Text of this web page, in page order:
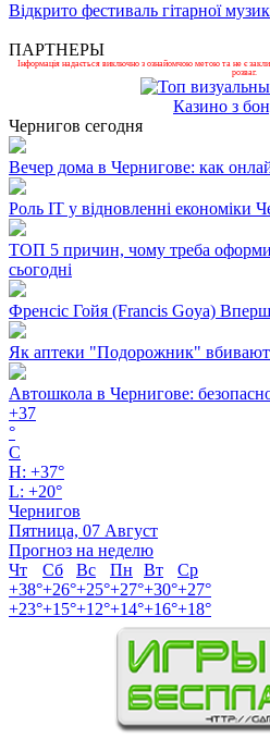
Відкрито фестиваль гітарної
ПАРТНЕРЫ
Інформація надається виключно з ознайомчою метою та не є
розваг.
Казино з
Чернигов сегодня
Вечер дома в Чернигове: как
Роль ІТ у відновленні економіки
ТОП 5 причин, чому треба
сьогодні
Френсіс Гойя (Francis Goya)
Як аптеки "Подорожник"
Автошкола в Чернигове:
+37
°
C
H: +37°
L: +20°
Чернигов
Пятница, 07 Август
Прогноз на неделю
Чт
Сб Вс Пн Вт
Ср
+38°+26°+25°+27°+30°+27°
+23°+15°+12°+14°+16°+18°